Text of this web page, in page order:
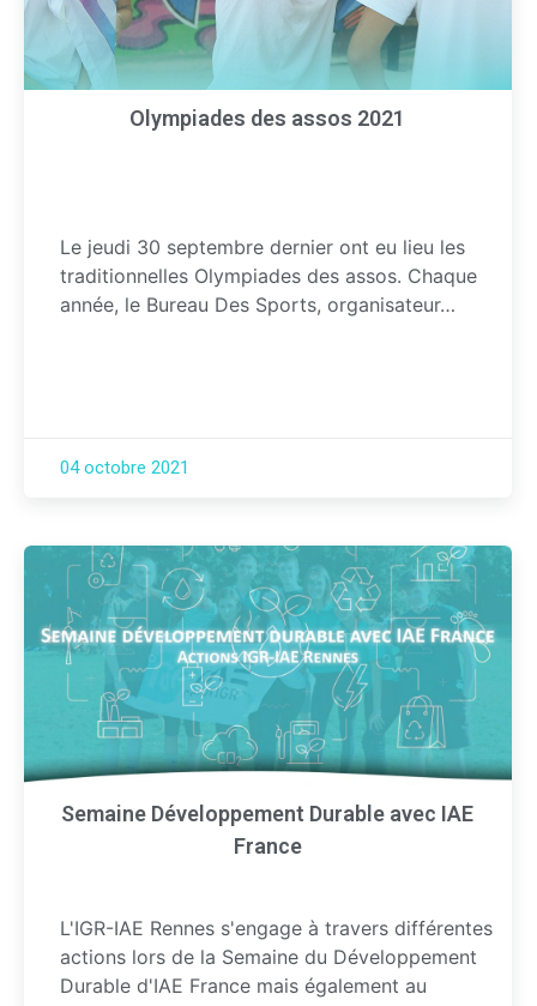
Olympiades des assos 2021
Le jeudi 30 septembre dernier ont eu lieu les
traditionnelles Olympiades des assos. Chaque
année, le Bureau Des Sports, organisateur…
04 octobre 2021
Semaine Développement Durable avec IAE
France
L'IGR-IAE Rennes s'engage à travers différentes
actions lors de la Semaine du Développement
Durable d'IAE France mais également au